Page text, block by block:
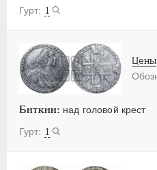
1
Биткин: над головой крест
1
Цены